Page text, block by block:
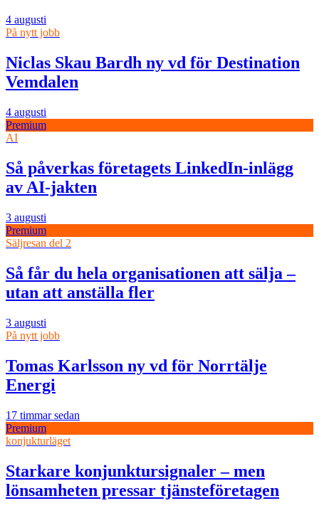
4 augusti
På nytt jobb
Niclas Skau Bardh ny vd för Destination
Vemdalen
4 augusti
Premium
AI
Så påverkas företagets LinkedIn-inlägg
av AI-jakten
3 augusti
Premium
Säljresan del 2
Så får du hela organisationen att sälja –
utan att anställa fler
3 augusti
På nytt jobb
Tomas Karlsson ny vd för Norrtälje
Energi
17 timmar sedan
Premium
konjukturläget
Starkare konjunktursignaler – men
lönsamheten pressar tjänsteföretagen